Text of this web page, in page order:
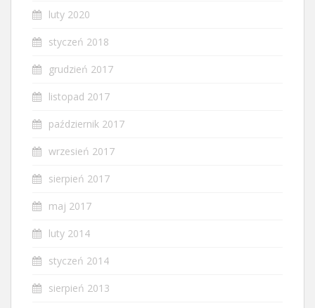
luty 2020
styczeń 2018
grudzień 2017
listopad 2017
październik 2017
wrzesień 2017
sierpień 2017
maj 2017
luty 2014
styczeń 2014
sierpień 2013